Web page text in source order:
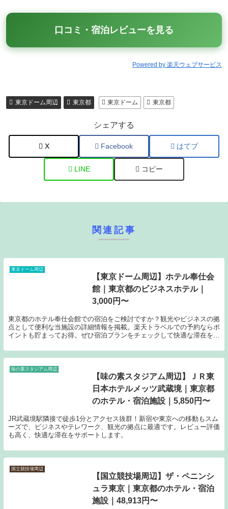
口コミ・宿泊レビューを見る
Powered by 楽天ウェブサービス
東京ドーム周辺 東京都 東京ドーム 東京都
シェアする
X Facebook はてブ
LINE コピー
関連記事
東京ドーム周辺
【東京ドーム周辺】ホテル奉仕会
館｜東京都のビジネスホテル｜
3,000円〜
東京都のホテル奉仕会館での宿泊をご検討ですか？観光やビジネスの拠
点として便利な当施設の詳細情報を掲載。楽天トラベルでの予約ならポ
イントも貯まってお得。ぜひ宿泊プランをチェックして快適な滞在をお
味の素スタジアム周辺
【味の素スタジアム周辺】ＪＲ東
日本ホテルメッツ武蔵境｜東京都
のホテル・宿泊施設｜5,850円〜
JR武蔵境駅隣接で徒歩1分とアクセス抜群！新宿や東京への移動もスム
ーズで、ビジネスやテレワーク、観光の拠点に最適です。レビュー評価
も高く、快適な滞在をサポートします。
国立競技場周辺
【国立競技場周辺】ザ・ペニンシ
ュラ東京｜東京都のホテル・宿泊
施設｜48,913円〜